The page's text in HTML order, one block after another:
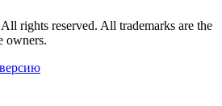
rights reserved. All trademarks are the
owners.